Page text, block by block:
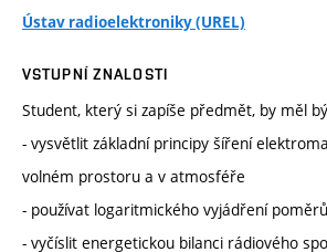
Ústav radioelektroniky (UREL)
VSTUPNÍ ZNALOSTI
Student, který si zapíše předmět, by měl
- vysvětlit základní principy šíření
volném prostoru a v atmosféře
- používat logaritmického vyjádření
- vyčíslit energetickou bilanci rádiového